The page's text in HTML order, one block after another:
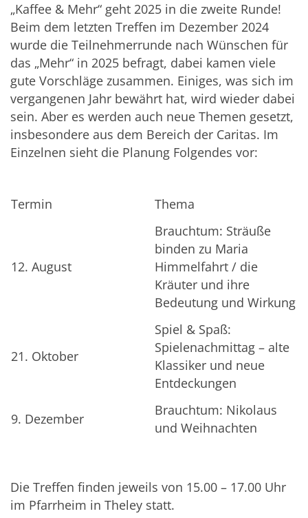
„Kaffee & Mehr“ geht 2025 in die zweite Runde!
Beim dem letzten Treffen im Dezember 2024
wurde die Teilnehmerrunde nach Wünschen für
das „Mehr“ in 2025 befragt, dabei kamen viele
gute Vorschläge zusammen. Einiges, was sich im
vergangenen Jahr bewährt hat, wird wieder dabei
sein. Aber es werden auch neue Themen gesetzt,
insbesondere aus dem Bereich der Caritas. Im
Einzelnen sieht die Planung Folgendes vor:
Termin Thema
12. August
Brauchtum: Sträuße
binden zu Maria
Himmelfahrt / die
Kräuter und ihre
Bedeutung und Wirkung
21. Oktober
Spiel & Spaß:
Spielenachmittag – alte
Klassiker und neue
Entdeckungen
9. Dezember
Brauchtum: Nikolaus
und Weihnachten
Die Treffen finden jeweils von 15.00 – 17.00 Uhr
im Pfarrheim in Theley statt.